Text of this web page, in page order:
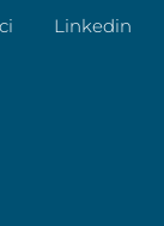
Linkedin